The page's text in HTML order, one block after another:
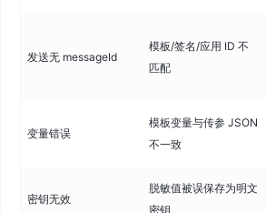
发送无 messageId
模板/签名/应用 ID 不
匹配
变量错误
模板变量与传参 JSON
不一致
密钥无效
脱敏值被误保存为明文
密钥